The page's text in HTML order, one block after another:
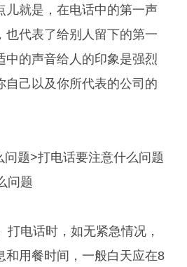
儿就是，在电话中的第一声
也代表了给别人留下的第一
中的声音给人的印象是强烈
自己以及你所代表的公司的
问题>打电话要注意什么问题
问题
打电话时，如无紧急情况，
和用餐时间，一般白天应在8